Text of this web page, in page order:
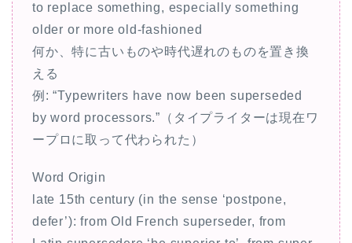
to replace something, especially something
older or more old-fashioned
何か、特に古いものや時代遅れのものを置き換
える
例: “Typewriters have now been superseded
by word processors.”（タイプライターは現在ワ
ープロに取って代わられた）
Word Origin
late 15th century (in the sense ‘postpone,
defer’): from Old French superseder, from